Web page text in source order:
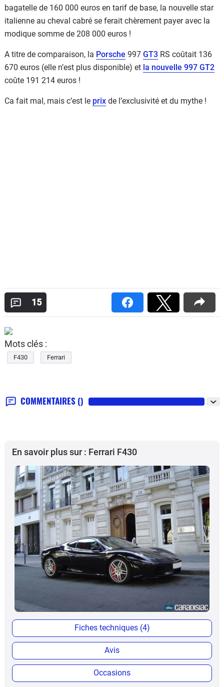
bagatelle de 160 000 euros en tarif de base, la nouvelle star
italienne au cheval cabré se ferait chèrement payer avec la
modique somme de 208 000 euros !
A titre de comparaison, la Porsche 997 GT3 RS coûtait 136
670 euros (elle n’est plus disponible) et la nouvelle 997 GT2
coûte 191 214 euros !
Ca fait mal, mais c’est le prix de l’exclusivité et du mythe !
15
Mots clés :
F430 Ferrari
COMMENTAIRES ()
En savoir plus sur : Ferrari F430
Fiches techniques (4)
Avis
Occasions